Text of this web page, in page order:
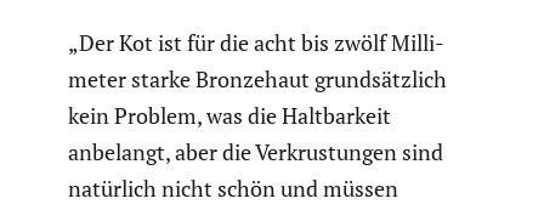
„Der Kot ist für die acht bis zwölf Milli­
meter starke Bronze­haut grund­sätz­lich
kein Problem, was die Haltbar­keit
anbelangt, aber die Verkrus­tungen sind
natürlich nicht schön und müssen